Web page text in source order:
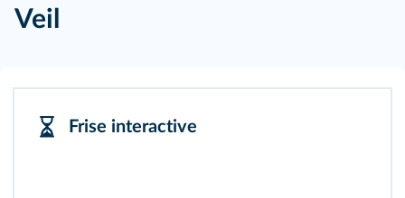
Veil
Frise interactive